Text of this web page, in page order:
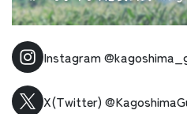
Instagram
X(Twitter)